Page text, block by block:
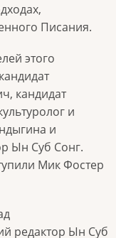
Писания.
этого
кандидат
и
и
Ын Суб Сонг.
Мик Фостер
редактор Ын Суб